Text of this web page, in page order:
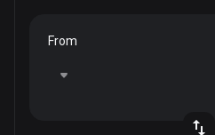
From